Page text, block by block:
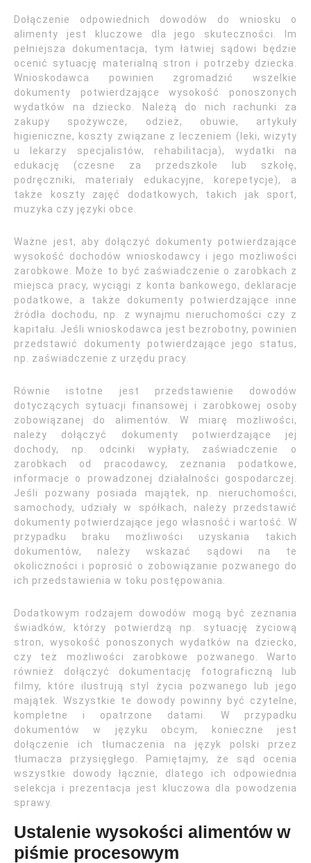
Dołączenie odpowiednich dowodów do wniosku o
alimenty jest kluczowe dla jego skuteczności. Im
pełniejsza dokumentacja, tym łatwiej sądowi będzie
ocenić sytuację materialną stron i potrzeby dziecka.
Wnioskodawca powinien zgromadzić wszelkie
dokumenty potwierdzające wysokość ponoszonych
wydatków na dziecko. Należą do nich rachunki za
zakupy spożywcze, odzież, obuwie, artykuły
higieniczne, koszty związane z leczeniem (leki, wizyty
u lekarzy specjalistów, rehabilitacja), wydatki na
edukację (czesne za przedszkole lub szkołę,
podręczniki, materiały edukacyjne, korepetycje), a
także koszty zajęć dodatkowych, takich jak sport,
muzyka czy języki obce.
Ważne jest, aby dołączyć dokumenty potwierdzające
wysokość dochodów wnioskodawcy i jego możliwości
zarobkowe. Może to być zaświadczenie o zarobkach z
miejsca pracy, wyciągi z konta bankowego, deklaracje
podatkowe, a także dokumenty potwierdzające inne
źródła dochodu, np. z wynajmu nieruchomości czy z
kapitału. Jeśli wnioskodawca jest bezrobotny, powinien
przedstawić dokumenty potwierdzające jego status,
np. zaświadczenie z urzędu pracy.
Równie istotne jest przedstawienie dowodów
dotyczących sytuacji finansowej i zarobkowej osoby
zobowiązanej do alimentów. W miarę możliwości,
należy dołączyć dokumenty potwierdzające jej
dochody, np. odcinki wypłaty, zaświadczenie o
zarobkach od pracodawcy, zeznania podatkowe,
informacje o prowadzonej działalności gospodarczej.
Jeśli pozwany posiada majątek, np. nieruchomości,
samochody, udziały w spółkach, należy przedstawić
dokumenty potwierdzające jego własność i wartość. W
przypadku braku możliwości uzyskania takich
dokumentów, należy wskazać sądowi na te
okoliczności i poprosić o zobowiązanie pozwanego do
ich przedstawienia w toku postępowania.
Dodatkowym rodzajem dowodów mogą być zeznania
świadków, którzy potwierdzą np. sytuację życiową
stron, wysokość ponoszonych wydatków na dziecko,
czy też możliwości zarobkowe pozwanego. Warto
również dołączyć dokumentację fotograficzną lub
filmy, które ilustrują styl życia pozwanego lub jego
majątek. Wszystkie te dowody powinny być czytelne,
kompletne i opatrzone datami. W przypadku
dokumentów w języku obcym, konieczne jest
dołączenie ich tłumaczenia na język polski przez
tłumacza przysięgłego. Pamiętajmy, że sąd ocenia
wszystkie dowody łącznie, dlatego ich odpowiednia
selekcja i prezentacja jest kluczowa dla powodzenia
sprawy.
Ustalenie wysokości alimentów w
piśmie procesowym